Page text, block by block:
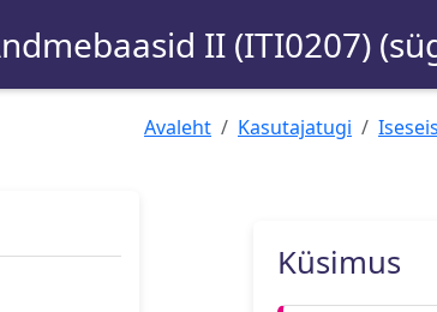
II (ITI0207)
Avaleht Kasutajatugi
Küsimus